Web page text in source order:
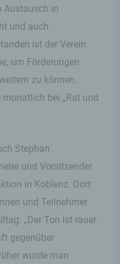
Austausch in
und auch
ist der Verein
um Förderungen
zu können.
bei „Rat und
Stephan
und Vorsitzender
in Koblenz. Dort
und Teilnehmer
„Der Ton ist rauer
gegenüber
wurde man